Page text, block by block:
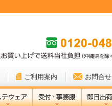
ご利用案内 お問合せ